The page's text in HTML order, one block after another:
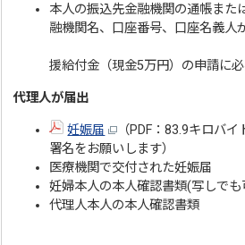
本人の振込先金融機関の通帳また
融機関名、口座番号、口座名
＊妊婦の
援給付金（現金5万円）の申請に必
代理人が届出
妊娠届
（PDF：83.9キロバ
署名をお願いします）
医療機関で交付された妊娠届
妊婦本人の本人確認書類(写しでも
代理人本人の本人確認書類